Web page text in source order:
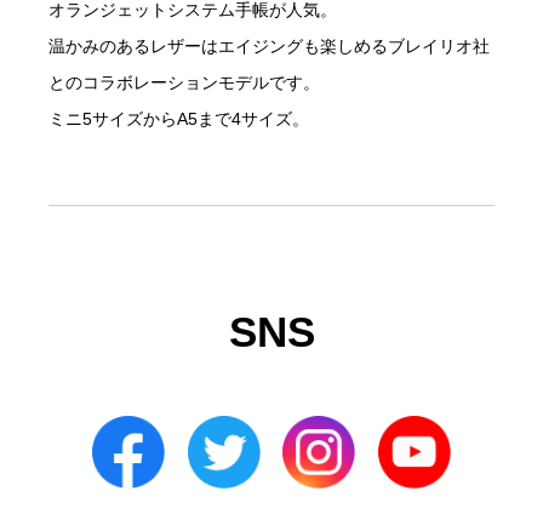
オランジェットシステム手帳が人気。
温かみのあるレザーはエイジングも楽しめるブレイリオ社
とのコラボレーションモデルです。
ミニ5サイズからA5まで4サイズ。
SNS